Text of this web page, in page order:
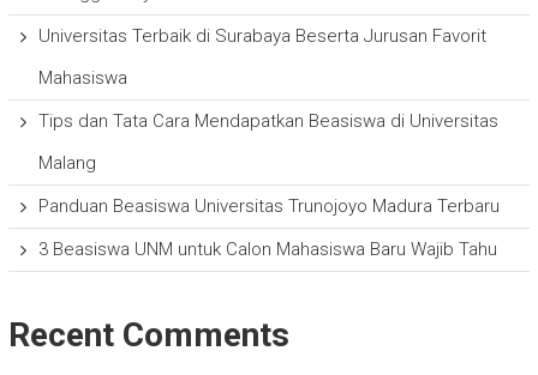
Universitas Terbaik di Surabaya Beserta Jurusan Favorit
Mahasiswa
Tips dan Tata Cara Mendapatkan Beasiswa di Universitas
Malang
Panduan Beasiswa Universitas Trunojoyo Madura Terbaru
3 Beasiswa UNM untuk Calon Mahasiswa Baru Wajib Tahu
Recent Comments